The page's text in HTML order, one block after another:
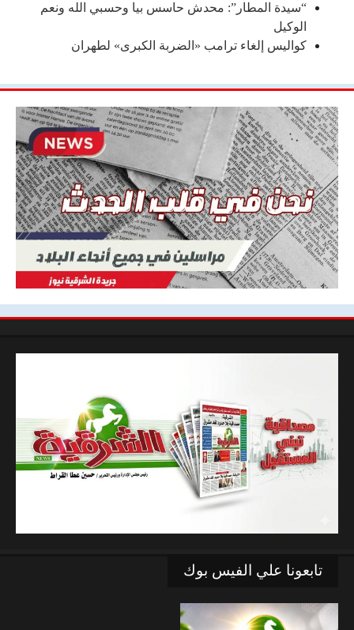
“سيدة المطار”: محدش حاسس بيا وحسبي الله ونعم
الوكيل
كواليس إلغاء ترامب «الضربة الكبرى» لطهران
تابعونا علي الفيس بوك